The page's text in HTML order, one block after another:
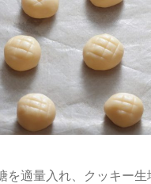
を適量入れ、クッキー